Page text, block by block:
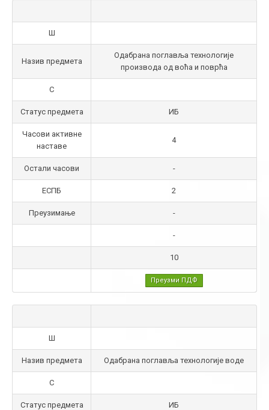
Ш
Назив предмета
Одабрана поглавља технологије
производа од воћа и поврћа
С
Статус предмета ИБ
Часови активне
наставе
4
Остали часови -
ЕСПБ 2
Преузимање -
-
10
Преузми ПДФ
Ш
Назив предмета Одабрана поглавља технологије воде
С
Статус предмета ИБ